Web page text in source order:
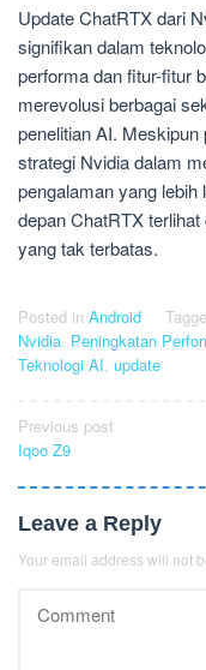
Update ChatRTX dari
signifikan dalam
performa dan fitur-fitur
merevolusi berbagai
penelitian AI.
strategi Nvidia dalam
pengalaman yang
depan ChatRTX
yang tak terbatas.
Posted in Android
Nvidia, Peningkatan
Teknologi AI, update
Post
navigation
Previous post
Iqoo Z9
Leave a Reply
Your email address will not